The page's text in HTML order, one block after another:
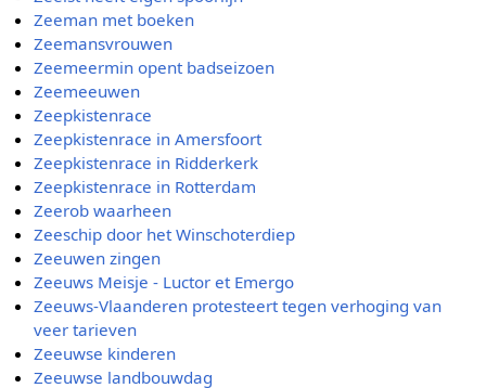
Zeeman met boeken
Zeemansvrouwen
Zeemeermin opent badseizoen
Zeemeeuwen
Zeepkistenrace
Zeepkistenrace in Amersfoort
Zeepkistenrace in Ridderkerk
Zeepkistenrace in Rotterdam
Zeerob waarheen
Zeeschip door het Winschoterdiep
Zeeuwen zingen
Zeeuws Meisje - Luctor et Emergo
Zeeuws-Vlaanderen protesteert tegen verhoging van
veer tarieven
Zeeuwse kinderen
Zeeuwse landbouwdag